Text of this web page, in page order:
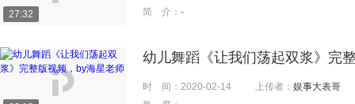
27:32
简 介： -
幼儿舞蹈《让我们荡起双浆》完
时 间： 2020-02-14 上传者： 娱事大表哥